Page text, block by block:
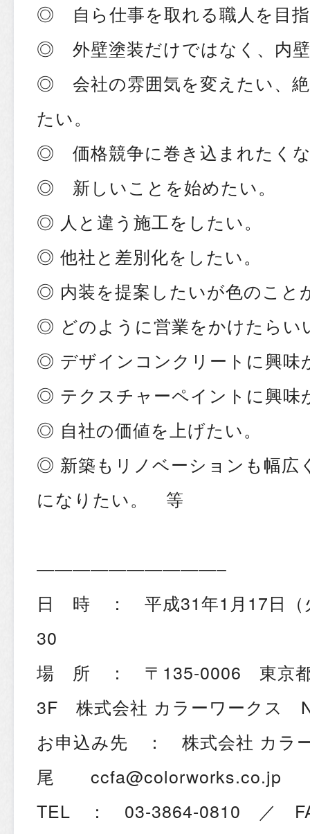
◎ 自ら仕事を取れる職人を目
◎ 外壁塗装だけではなく、内
◎ 会社の雰囲気を変えたい、
たい。
◎ 価格競争に巻き込まれたく
◎ 新しいことを始めたい。
◎ 人と違う施工をしたい。
◎ 他社と差別化をしたい。
◎ 内装を提案したいが色のこと
◎ どのように営業をかけたらい
◎ デザインコンクリートに興味
◎ テクスチャーペイントに興味
◎ 自社の価値を上げたい。
◎ 新築もリノベーションも幅広
になりたい。 等
——————————–
日 時 ： 平成31年1月17日（
30
場 所 ： 〒135-0006 東京
3F 株式会社 カラーワークス
お申込み先 ： 株式会社 カラ
尾 ccfa@colorworks.co.jp
TEL ： 03-3864-0810 ／